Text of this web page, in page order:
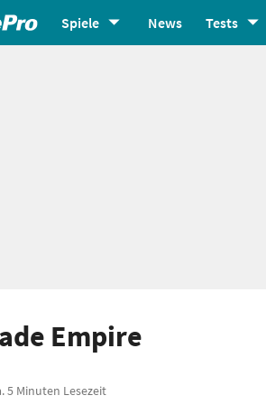
Spiele News Tests
Empire
5 Minuten Lesezeit